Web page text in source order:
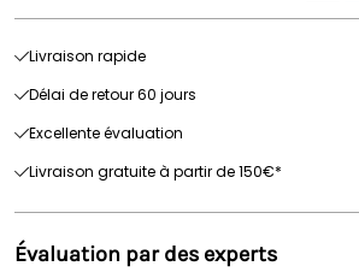
Livraison rapide
Délai de retour 60 jours
Excellente évaluation
Livraison gratuite à partir de 150€*
Évaluation par des experts